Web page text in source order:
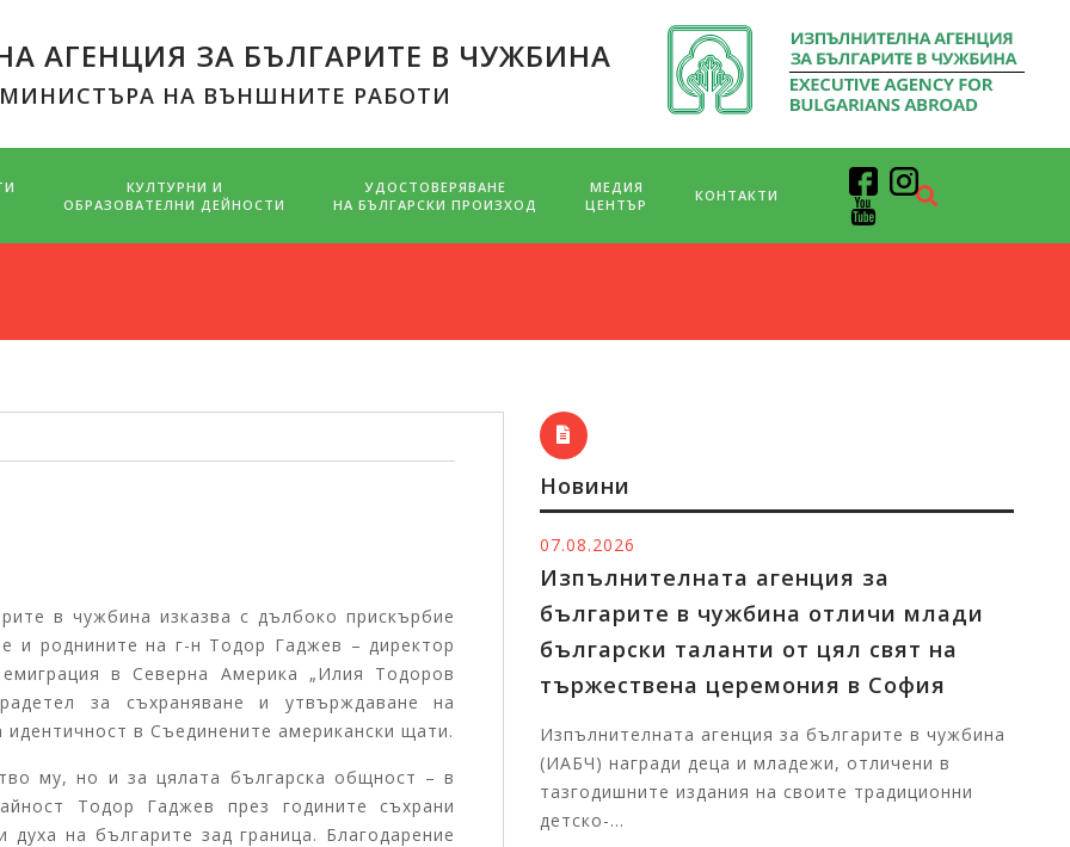
АГЕНЦИЯ ЗА БЪЛГАРИТЕ В ЧУЖБИНА
НА ВЪНШНИТЕ РАБОТИ
КУЛТУРНИ И
ОБРАЗОВАТЕЛНИ ДЕЙНОСТИ
УДОСТОВЕРЯВАНЕ
НА БЪЛГАРСКИ ПРОИЗХОД
МЕДИЯ
ЦЕНТЪР
КОНТАКТИ
в чужбина изказва с дълбоко прискърбие
и роднините на г-н Тодор Гаджев – директор
в Северна Америка „Илия Тодоров
за съхраняване и утвърждаване на
в Съединените американски щати.
му, но и за цялата българска общност – в
Тодор Гаджев през годините съхрани
на българите зад граница. Благодарение
Новини
07.08.2026
Изпълнителната агенция за
българите в чужбина отличи млади
български таланти от цял свят на
тържествена церемония в София
Изпълнителната агенция за българите в чужбина
(ИАБЧ) награди деца и младежи, отличени в
тазгодишните издания на своите традиционни
детско-...